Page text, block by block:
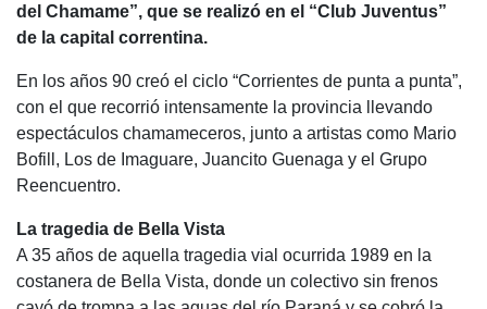
del Chamame”, que se realizó en el “Club Juventus”
de la capital correntina.
En los años 90 creó el ciclo “Corrientes de punta a punta”,
con el que recorrió intensamente la provincia llevando
espectáculos chamameceros, junto a artistas como Mario
Bofill, Los de Imaguare, Juancito Guenaga y el Grupo
Reencuentro.
La tragedia de Bella Vista
A 35 años de aquella tragedia vial ocurrida 1989 en la
costanera de Bella Vista, donde un colectivo sin frenos